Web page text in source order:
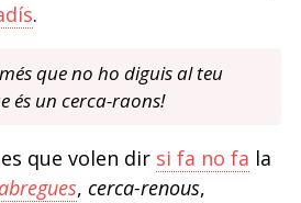
.
que no ho diguis al teu
és un cerca-raons!
que volen dir si fa no fa la
, cerca-renous,